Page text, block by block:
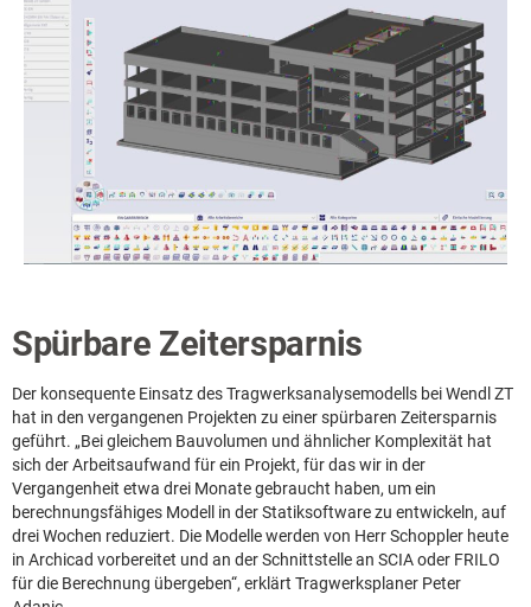
Spürbare Zeitersparnis
Der konsequente Einsatz des Tragwerksanalysemodells bei Wendl ZT
hat in den vergangenen Projekten zu einer spürbaren Zeitersparnis
geführt. „Bei gleichem Bauvolumen und ähnlicher Komplexität hat
sich der Arbeitsaufwand für ein Projekt, für das wir in der
Vergangenheit etwa drei Monate gebraucht haben, um ein
berechnungsfähiges Modell in der Statiksoftware zu entwickeln, auf
drei Wochen reduziert. Die Modelle werden von Herr Schoppler heute
in Archicad vorbereitet und an der Schnittstelle an SCIA oder FRILO
für die Berechnung übergeben“, erklärt Tragwerksplaner Peter